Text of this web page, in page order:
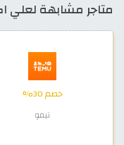
متاجر مشابهة
خصم 30%
تيمو